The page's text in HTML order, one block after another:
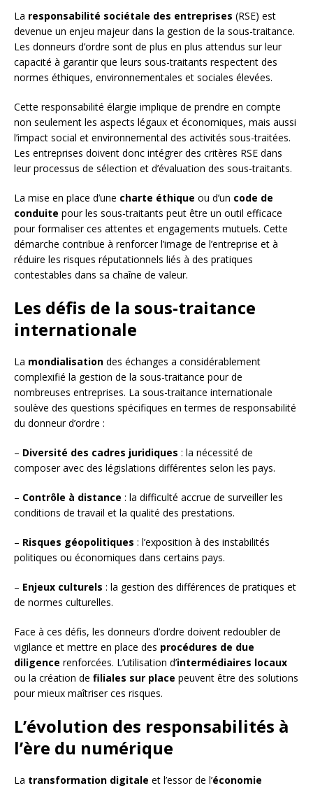
La responsabilité sociétale des entreprises (RSE) est
devenue un enjeu majeur dans la gestion de la sous-traitance.
Les donneurs d’ordre sont de plus en plus attendus sur leur
capacité à garantir que leurs sous-traitants respectent des
normes éthiques, environnementales et sociales élevées.
Cette responsabilité élargie implique de prendre en compte
non seulement les aspects légaux et économiques, mais aussi
l’impact social et environnemental des activités sous-traitées.
Les entreprises doivent donc intégrer des critères RSE dans
leur processus de sélection et d’évaluation des sous-traitants.
La mise en place d’une charte éthique ou d’un code de
conduite pour les sous-traitants peut être un outil efficace
pour formaliser ces attentes et engagements mutuels. Cette
démarche contribue à renforcer l’image de l’entreprise et à
réduire les risques réputationnels liés à des pratiques
contestables dans sa chaîne de valeur.
Les défis de la sous-traitance
internationale
La mondialisation des échanges a considérablement
complexifié la gestion de la sous-traitance pour de
nombreuses entreprises. La sous-traitance internationale
soulève des questions spécifiques en termes de responsabilité
du donneur d’ordre :
– Diversité des cadres juridiques : la nécessité de
composer avec des législations différentes selon les pays.
– Contrôle à distance : la difficulté accrue de surveiller les
conditions de travail et la qualité des prestations.
– Risques géopolitiques : l’exposition à des instabilités
politiques ou économiques dans certains pays.
– Enjeux culturels : la gestion des différences de pratiques et
de normes culturelles.
Face à ces défis, les donneurs d’ordre doivent redoubler de
vigilance et mettre en place des procédures de due
diligence renforcées. L’utilisation d’intermédiaires locaux
ou la création de filiales sur place peuvent être des solutions
pour mieux maîtriser ces risques.
L’évolution des responsabilités à
l’ère du numérique
La transformation digitale et l’essor de l’économie